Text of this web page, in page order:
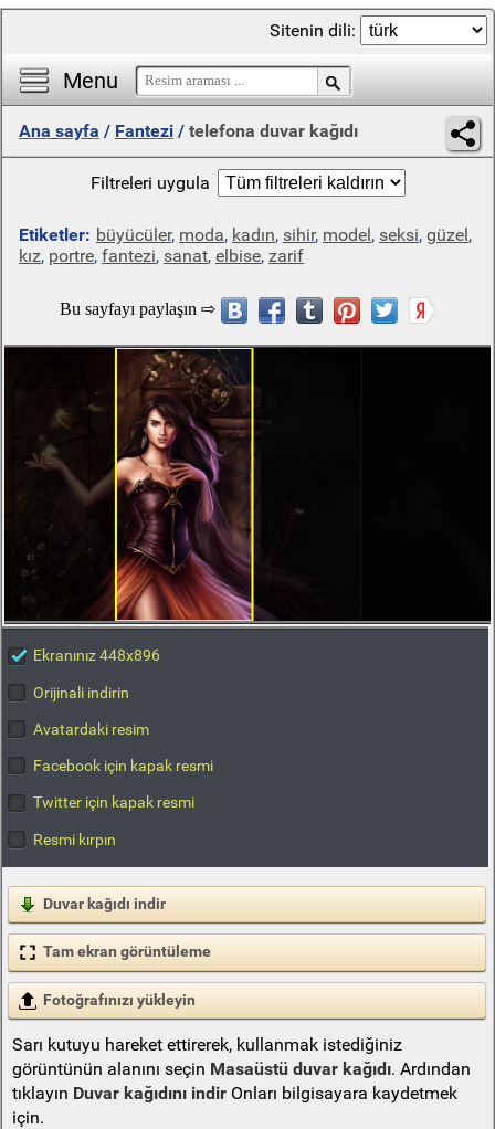
Menu
Sitenin dili:
Ana sayfa / Fantezi / telefona duvar kağıdı
Filtreleri uygula
Etiketler: büyücüler, moda, kadın, sihir, model, seksi, güzel,
kız, portre, fantezi, sanat, elbise, zarif
Ekranınız 448x896
Orijinali indirin
Avatardaki resim
Facebook için kapak resmi
Twitter için kapak resmi
Resmi kırpın
Duvar kağıdı indir
Tam ekran görüntüleme
Fotoğrafınızı yükleyin
Sarı kutuyu hareket ettirerek, kullanmak istediğiniz
görüntünün alanını seçin Masaüstü duvar kağıdı. Ardından
tıklayın Duvar kağıdını indirOnları bilgisayara kaydetmek
için.